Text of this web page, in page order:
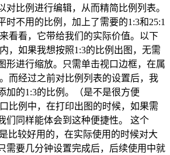
对比例进行编辑，从而精简比例列表。
时不用的比例，加上了需要的1:3和25:1
看看，它带给我们的实际价值。以下
，如果我想按照1:3的比例出图，无需
形进行缩放。只需单击视口边框，在属
而经过之前对比例列表的设置后，我
加的1:3的比例。（是不是很方便
比例中，在打印出图的时候，如果需
们同样能体会到这种便捷性。 这个
比较好用的，在实际使用的时候对大
需要几分钟设置完成后，后续使用中就